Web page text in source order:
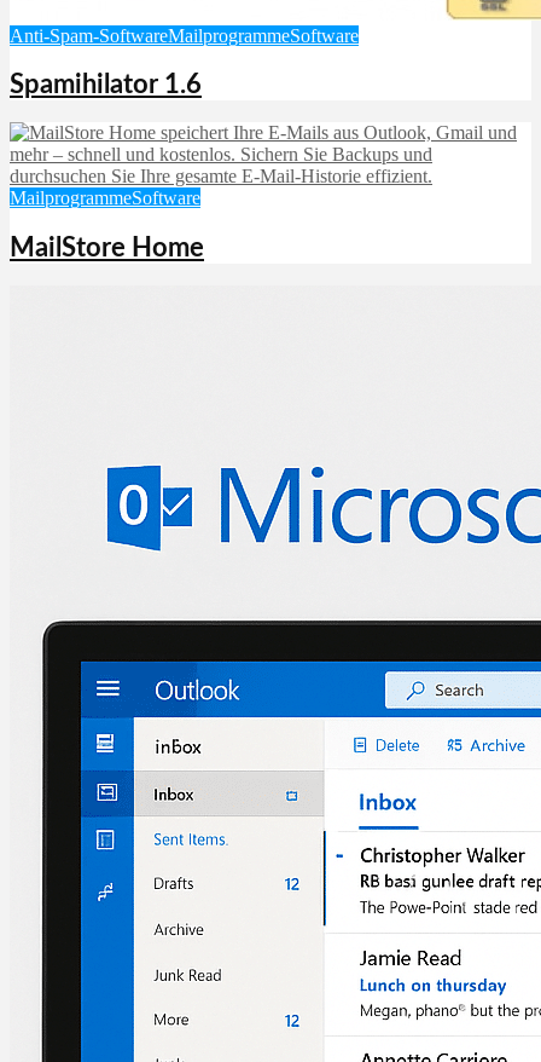
Anti-Spam-SoftwareMailprogrammeSoftware
Spamihilator 1.6
MailprogrammeSoftware
MailStore Home